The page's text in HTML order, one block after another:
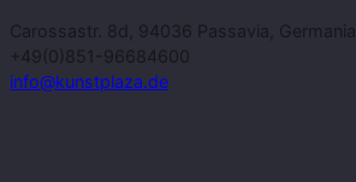
Carossastr. 8d, 94036 Passavia, Germania
+49(0)851-96684600
info@kunstplaza.de